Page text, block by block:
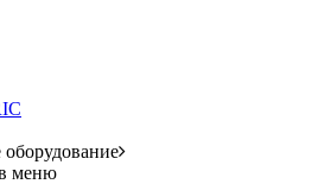
меню